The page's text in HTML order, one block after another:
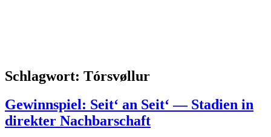
Schlagwort: Tórsvøllur
Gewinnspiel: Seit‘ an Seit‘ — Stadien in
direkter Nachbarschaft